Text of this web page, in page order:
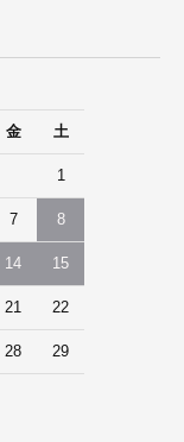
金 土
1
7 8
14 15
21 22
28 29